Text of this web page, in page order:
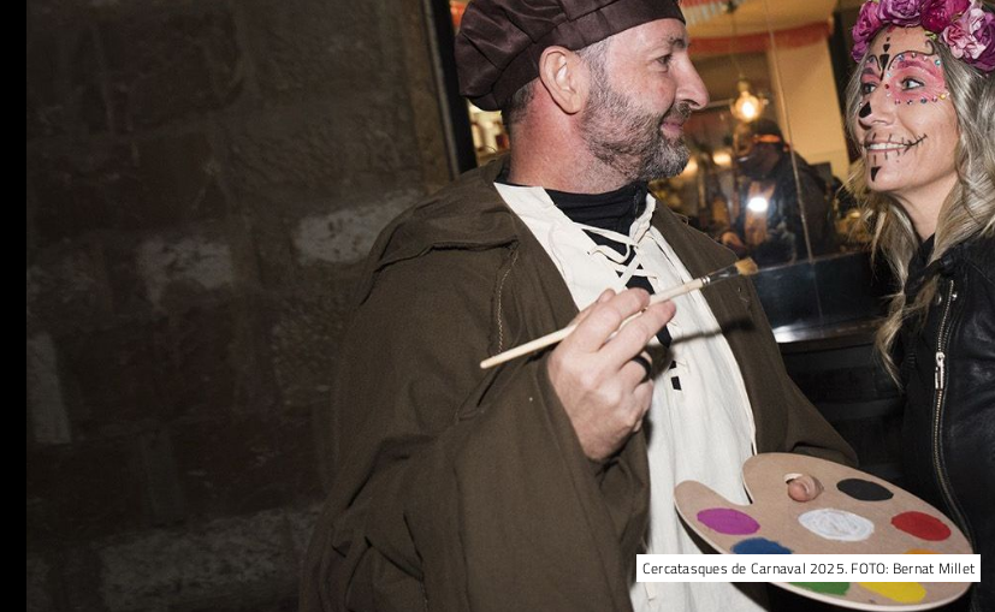
Cercatasques de Carnaval 2025. FOTO: Bernat Millet